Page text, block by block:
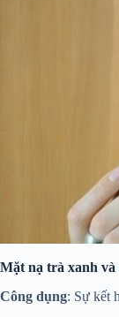
Mặt nạ trà xanh
Công dụng: Sự kết